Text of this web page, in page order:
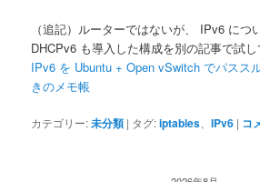
（追記）ルーターではないが、 IPv6 につ
DHCPv6 も導入した構成を別の記事で試し
IPv6 を Ubuntu + Open vSwitch でパスス
きのメモ帳
カテゴリー:未分類 | タグ:iptables 、IPv6 | コ